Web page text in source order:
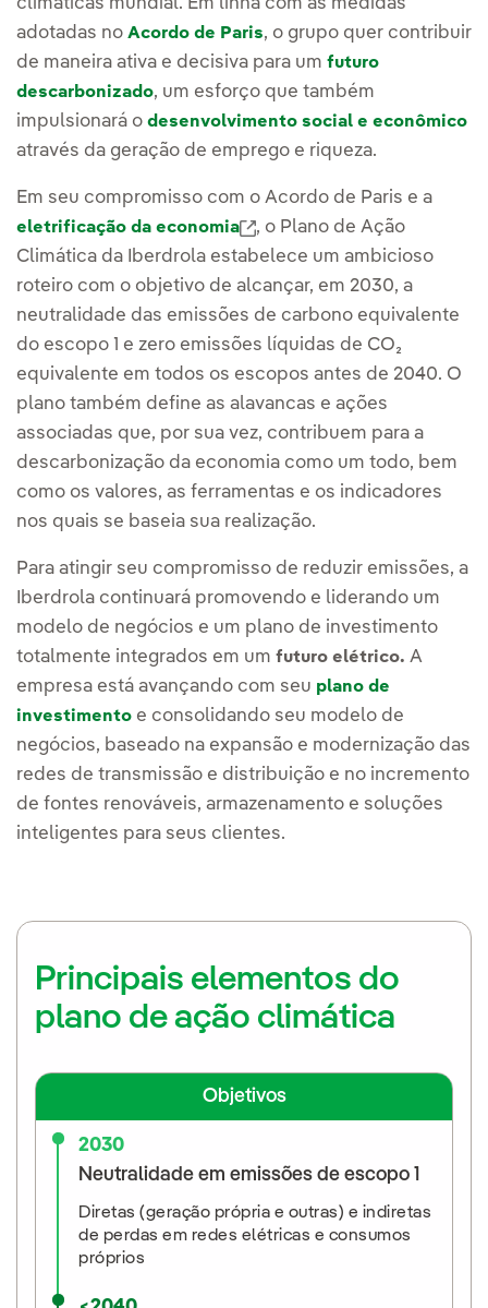
climáticas mundial. Em linha com as medidas
adotadas no Acordo de Paris, o grupo quer contribuir
de maneira ativa e decisiva para um futuro
descarbonizado, um esforço que também
impulsionará o desenvolvimento social e econômico
através da geração de emprego e riqueza.
Em seu compromisso com o Acordo de Paris e a
eletrificação da economiaLink externo, abra em uma
, o Plano de Ação
Climática da Iberdrola estabelece um ambicioso
roteiro com o objetivo de alcançar, em 2030, a
neutralidade das emissões de carbono equivalente
do escopo 1 e zero emissões líquidas de CO₂
equivalente em todos os escopos antes de 2040. O
plano também define as alavancas e ações
associadas que, por sua vez, contribuem para a
descarbonização da economia como um todo, bem
como os valores, as ferramentas e os indicadores
nos quais se baseia sua realização.
Para atingir seu compromisso de reduzir emissões, a
Iberdrola continuará promovendo e liderando um
modelo de negócios e um plano de investimento
totalmente integrados em um futuro elétrico. A
empresa está avançando com seu plano de
investimento e consolidando seu modelo de
negócios, baseado na expansão e modernização das
redes de transmissão e distribuição e no incremento
de fontes renováveis, armazenamento e soluções
inteligentes para seus clientes.
Principais elementos do
plano de ação climática
Objetivos
2030
Neutralidade em emissões de escopo 1
Diretas (geração própria e outras) e indiretas
de perdas em redes elétricas e consumos
próprios